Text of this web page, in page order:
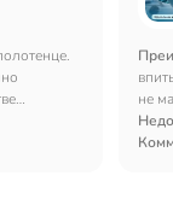
не